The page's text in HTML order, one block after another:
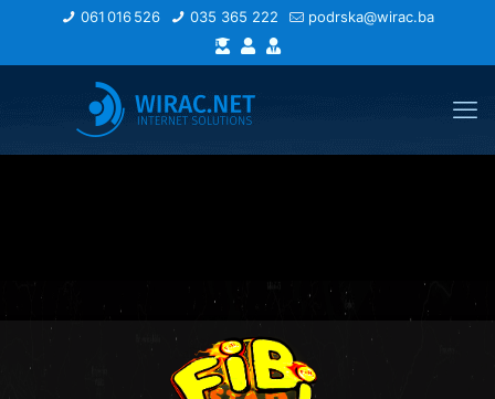
061 016 526 035 365 222 podrska@wirac.ba